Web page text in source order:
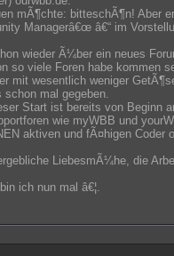
mÃ¶chte: bitteschÃ¶n! Aber
Managerâ€œ â€“ im
wieder Ã¼ber ein neues
so viele Foren habe kommen
mit wesentlich weniger
schon mal gegeben.
Start ist bereits von Beginn
wie myWBB und
aktiven und fÃ¤higen Coder
LiebesmÃ¼he, die
ich nun mal â€¦.